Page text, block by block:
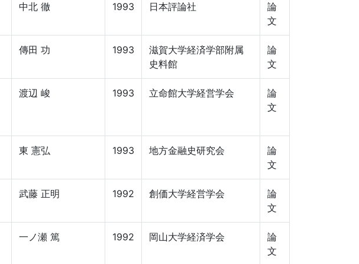
中北 徹 1993 日本評論社
論
文
傳田 功 1993
滋賀大学経済学部附属
史料館
論
文
渡辺 峻 1993 立命館大学経営学会
論
文
東 憲弘 1993 地方金融史研究会
論
文
武藤 正明 1992 創価大学経営学会
論
文
一ノ瀬 篤 1992 岡山大学経済学会
論
文